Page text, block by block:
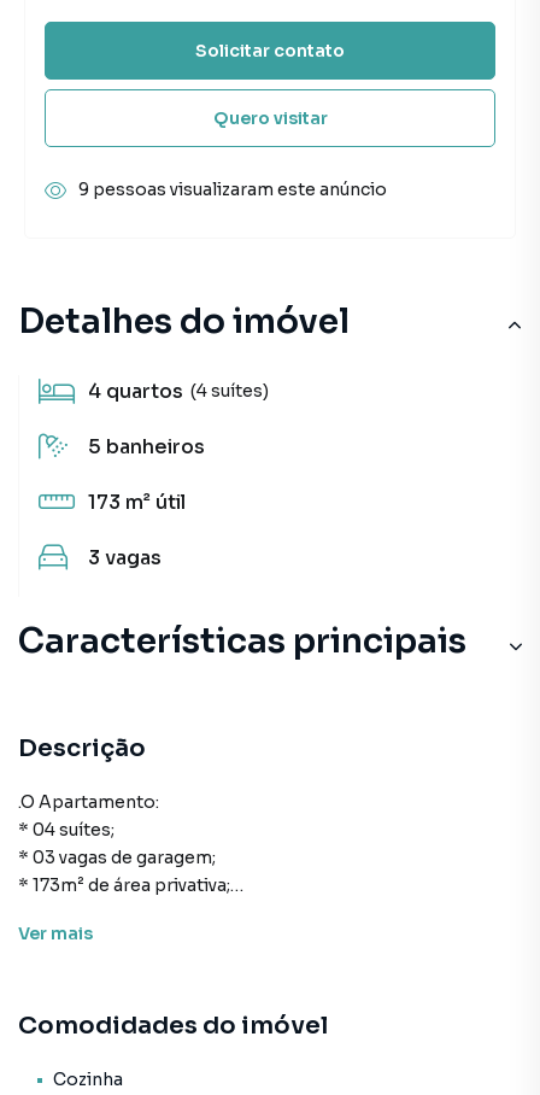
Detalhes do imóvel
4 quartos (4 suítes)
5 banheiros
173 m² útil
3 vagas
Características principais
Descrição
.O Apartamento:
* 04 suítes;
* 03 vagas de garagem;
* 173m² de área privativa;
* Área de serviço;
* Sacada com churrasqueira;
* Acabamento em gesso;
Ver mais
Comodidades do imóvel
Cozinha
Solicitar contato
Quero visitar
9 pessoas visualizaram este anúncio